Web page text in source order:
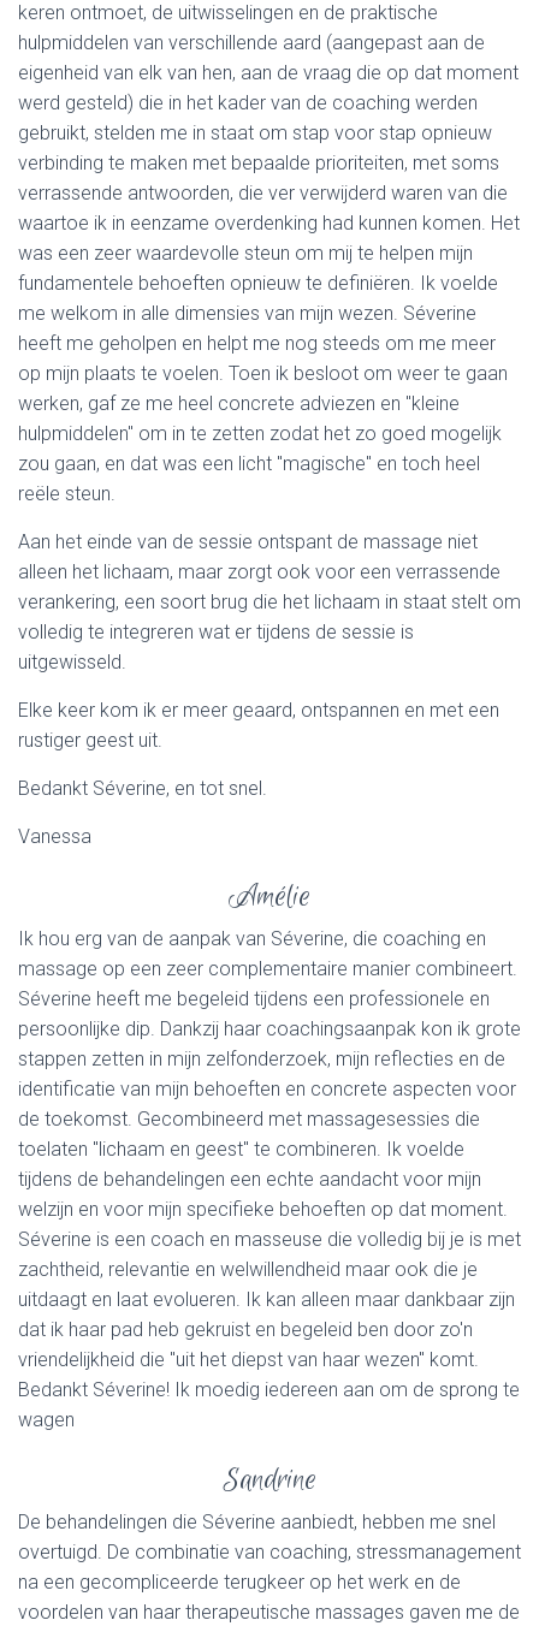
keren ontmoet, de uitwisselingen en de praktische
hulpmiddelen van verschillende aard (aangepast aan de
eigenheid van elk van hen, aan de vraag die op dat moment
werd gesteld) die in het kader van de coaching werden
gebruikt, stelden me in staat om stap voor stap opnieuw
verbinding te maken met bepaalde prioriteiten, met soms
verrassende antwoorden, die ver verwijderd waren van die
waartoe ik in eenzame overdenking had kunnen komen. Het
was een zeer waardevolle steun om mij te helpen mijn
fundamentele behoeften opnieuw te definiëren. Ik voelde
me welkom in alle dimensies van mijn wezen. Séverine
heeft me geholpen en helpt me nog steeds om me meer
op mijn plaats te voelen. Toen ik besloot om weer te gaan
werken, gaf ze me heel concrete adviezen en "kleine
hulpmiddelen" om in te zetten zodat het zo goed mogelijk
zou gaan, en dat was een licht "magische" en toch heel
reële steun.
Aan het einde van de sessie ontspant de massage niet
alleen het lichaam, maar zorgt ook voor een verrassende
verankering, een soort brug die het lichaam in staat stelt om
volledig te integreren wat er tijdens de sessie is
uitgewisseld.
Elke keer kom ik er meer geaard, ontspannen en met een
rustiger geest uit.
Bedankt Séverine, en tot snel.
Vanessa
Amélie
Ik hou erg van de aanpak van Séverine, die coaching en
massage op een zeer complementaire manier combineert.
Séverine heeft me begeleid tijdens een professionele en
persoonlijke dip. Dankzij haar coachingsaanpak kon ik grote
stappen zetten in mijn zelfonderzoek, mijn reflecties en de
identificatie van mijn behoeften en concrete aspecten voor
de toekomst. Gecombineerd met massagesessies die
toelaten "lichaam en geest" te combineren. Ik voelde
tijdens de behandelingen een echte aandacht voor mijn
welzijn en voor mijn specifieke behoeften op dat moment.
Séverine is een coach en masseuse die volledig bij je is met
zachtheid, relevantie en welwillendheid maar ook die je
uitdaagt en laat evolueren. Ik kan alleen maar dankbaar zijn
dat ik haar pad heb gekruist en begeleid ben door zo'n
vriendelijkheid die "uit het diepst van haar wezen" komt.
Bedankt Séverine! Ik moedig iedereen aan om de sprong te
wagen
Sandrine
De behandelingen die Séverine aanbiedt, hebben me snel
overtuigd. De combinatie van coaching, stressmanagement
na een gecompliceerde terugkeer op het werk en de
voordelen van haar therapeutische massages gaven me de